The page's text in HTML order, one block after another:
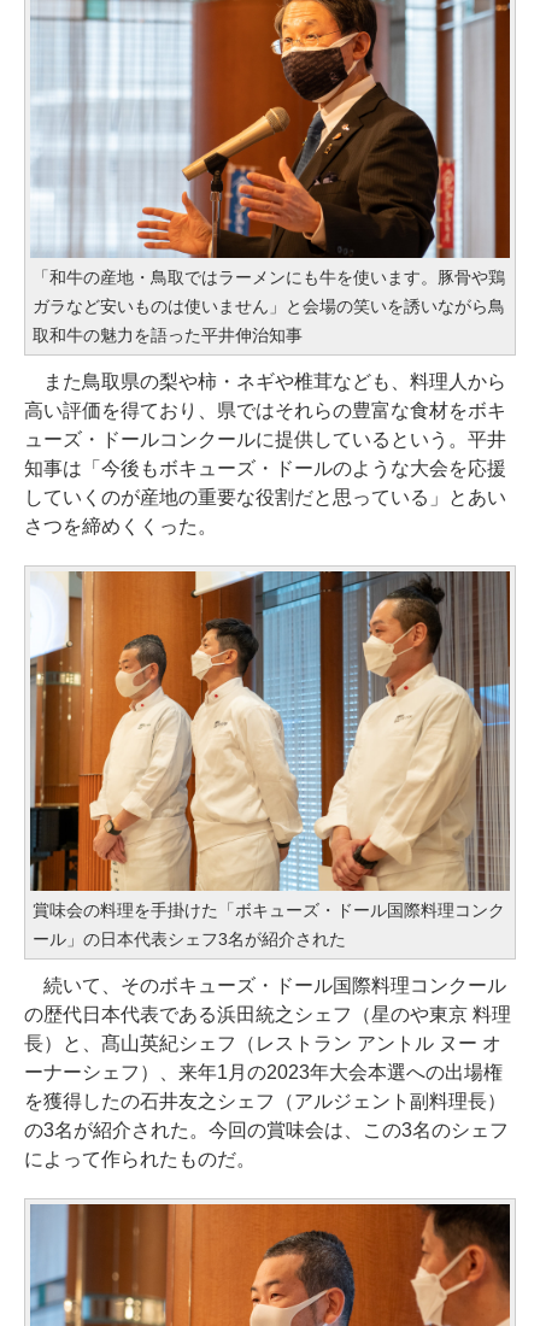
「和牛の産地・鳥取ではラーメンにも牛を使います。豚骨や鶏
ガラなど安いものは使いません」と会場の笑いを誘いながら鳥
取和牛の魅力を語った平井伸治知事
また鳥取県の梨や柿・ネギや椎茸なども、料理人から
高い評価を得ており、県ではそれらの豊富な食材をボキ
ューズ・ドールコンクールに提供しているという。平井
知事は「今後もボキューズ・ドールのような大会を応援
していくのが産地の重要な役割だと思っている」とあい
さつを締めくくった。
賞味会の料理を手掛けた「ボキューズ・ドール国際料理コンク
ール」の日本代表シェフ3名が紹介された
続いて、そのボキューズ・ドール国際料理コンクール
の歴代日本代表である浜田統之シェフ（星のや東京 料理
長）と、髙山英紀シェフ（レストラン アントル ヌー オ
ーナーシェフ）、来年1月の2023年大会本選への出場権
を獲得したの石井友之シェフ（アルジェント副料理長）
の3名が紹介された。今回の賞味会は、この3名のシェフ
によって作られたものだ。